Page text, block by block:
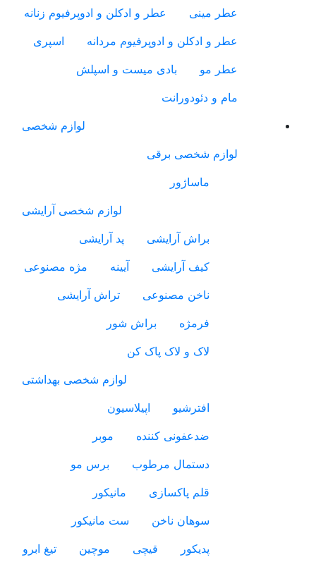
عطر مینی
عطر و ادکلن و ادوپرفیوم زنانه
عطر و ادکلن و ادوپرفیوم مردانه
اسپری
عطر مو
بادی میست و اسپلش
مام و دئودورانت
لوازم شخصی
لوازم شخصی برقی
ماساژور
لوازم شخصی آرایشی
براش آرایشی
پد آرایشی
کیف آرایشی
آیینه
مژه مصنوعی
ناخن مصنوعی
تراش آرایشی
فرمژه
براش شور
لاک و لاک پاک کن
لوازم شخصی بهداشتی
افترشیو
اپیلاسیون
ضدعفونی کننده
موبر
دستمال مرطوب
برس مو
قلم پاکسازی
مانیکور
سوهان ناخن
ست مانیکور
پدیکور
قیچی موچین
تیغ ابرو